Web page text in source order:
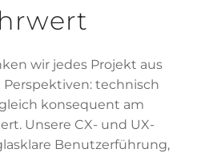
wir jedes Projekt aus
technisch
konsequent am
Unsere CX- und UX-
Benutzerführung,